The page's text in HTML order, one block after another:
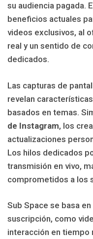
su audiencia pagada.
beneficios actuales
videos exclusivos, al
real y un sentido de
dedicados.
Las capturas de
revelan
basados en temas.
de Instagram, los
actualizaciones
Los hilos dedicados
transmisión en vivo,
comprometidos a los
Sub Space se basa
suscripción, como
interacción en tiempo